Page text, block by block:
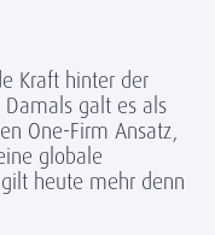
Kraft hinter der
Damals galt es als
One-Firm Ansatz,
globale
heute mehr denn